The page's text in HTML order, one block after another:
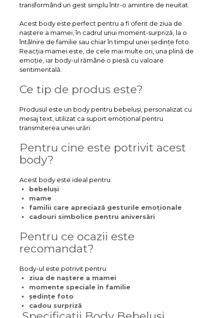
transformând un gest simplu într-o amintire de neuitat.
Acest body este perfect pentru a fi oferit de ziua de
naștere a mamei, în cadrul unui moment-surpriză, la o
întâlnire de familie sau chiar în timpul unei ședințe foto.
Reacția mamei este, de cele mai multe ori, una plină de
emoție, iar body-ul rămâne o piesă cu valoare
sentimentală.
Ce tip de produs este?
Produsul este un body pentru bebeluși, personalizat cu
mesaj text, utilizat ca suport emoțional pentru
transmiterea unei urări.
Pentru cine este potrivit acest
body?
Acest body este ideal pentru:
bebeluși
mame
familii care apreciază gesturile emoționale
cadouri simbolice pentru aniversări
Pentru ce ocazii este
recomandat?
Body-ul este potrivit pentru:
ziua de naștere a mamei
momente speciale în familie
ședințe foto
cadou surpriză